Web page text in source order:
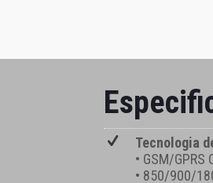
Tecnologia
• GSM/GPRS
• 850/900/